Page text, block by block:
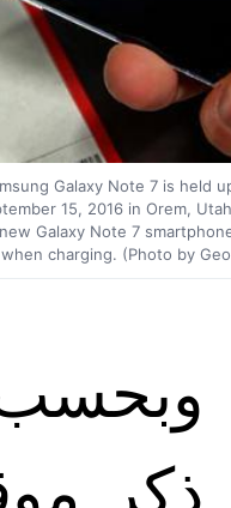
Galaxy Note 7 is
15, 2016 in Orem,
Galaxy Note 7
charging. (Photo by
ذكر